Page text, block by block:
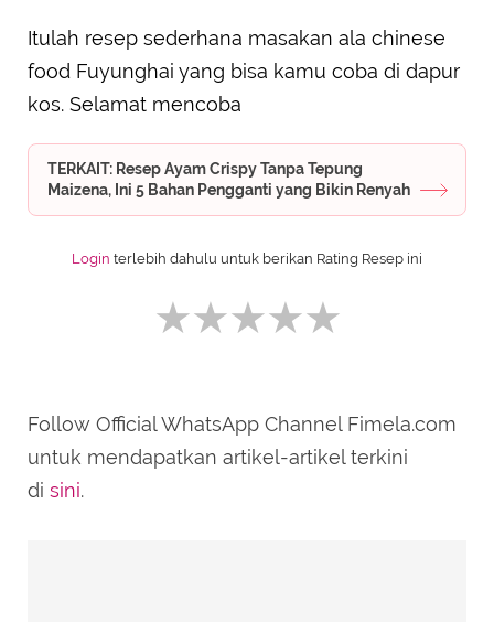
Itulah resep sederhana masakan ala chinese
food Fuyunghai yang bisa kamu coba di dapur
kos. Selamat mencoba
TERKAIT: Resep Ayam Crispy Tanpa Tepung
Maizena, Ini 5 Bahan Pengganti yang Bikin Renyah
Login terlebih dahulu untuk berikan Rating Resep ini
SUBMIT REVIEW
Follow Official WhatsApp Channel Fimela.com
untuk mendapatkan artikel-artikel terkini
di sini.